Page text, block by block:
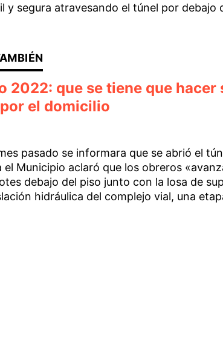
y segura atravesando el túnel por debajo
2022: que se tiene que hacer
el domicilio
pasado se informara que se abrió el
Municipio aclaró que los obreros
debajo del piso junto con la losa de
hidráulica del complejo vial, una